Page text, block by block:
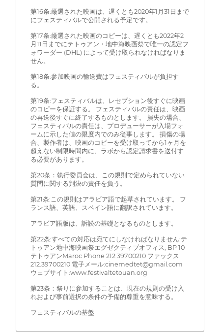
第16条:厳選された映画は、遅くとも2020年1月31日まで
にフェスティバルで公開される予定です。
第17条:厳選された映画のコピーは、遅くとも2022年2
月11日までにテトゥアン・地中海映画祭で唯一の認定フ
ォワーダー (DHL) によって受け取られなければなりま
せん。
第18条:参加映画の輸送費はフェスティバルが負担す
る。
第19条:フェスティバルは、レセプション後すぐに映画
のコピーを保証する。 フェスティバルの責任は、映画
の再送後すぐに終了するものとします。 損失の場合、
フェスティバルの責任は、プロデューサーが入場フォ
ームに示した値の限度内でのみ従事します。 損傷の場
合、製作者は、映画のコピーを受け取ってから1ヶ月を
超えない制限時間内に、ラボから認定請求書を送付す
る必要があります。
第20条：執行委員会は、この規則で定められていない
質問に関する判決の責任を負う。
第21条:この規則はアラビア語で起草されています。 フ
ランス語、英語、スペイン語に翻訳されています。
アラビア語版は、訴訟の基礎となるものとします。
第22条:すべての対応は宛てにしなければなりません:テ
トゥアン地中海映画祭エグゼクティブオフィス, BP 10
テトゥアンMaroc Phone 212.39700210 ファックス
212.39700210 電子メール:cinemedtet@gmail.com
ウェブサイト:www.festivaltetouan.org
第23条：祭りに参加することは、現在の規則の受け入
れおよび事前選択の条件の予備的尊重を意味する。
フェスティバルの基盤